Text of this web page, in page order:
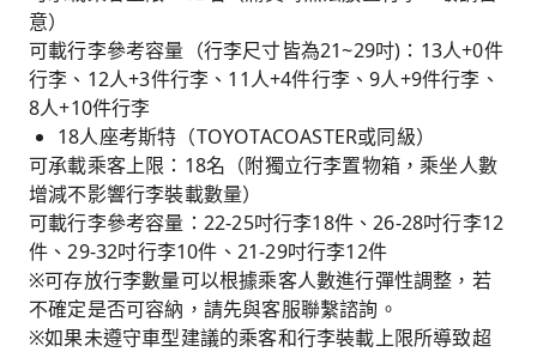
意）
可載行李參考容量（行李尺寸皆為21~29吋)：13人+0件
行李、12人+3件行李、11人+4件行李、9人+9件行李、
8人+10件行李
18人座考斯特（TOYOTACOASTER或同級）
可承載乘客上限：18名（附獨立行李置物箱，乘坐人數
增減不影響行李裝載數量）
可載行李參考容量：22-25吋行李18件、26-28吋行李12
件、29-32吋行李10件、21-29吋行李12件
※可存放行李數量可以根據乘客人數進行彈性調整，若
不確定是否可容納，請先與客服聯繫諮詢。
※如果未遵守車型建議的乘客和行李裝載上限所導致超